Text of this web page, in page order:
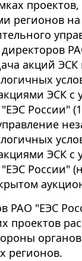
регионов
акций
ЭСК с
России"
ЭСК с
России"
РАО "ЕЭС
проектов
регионов.